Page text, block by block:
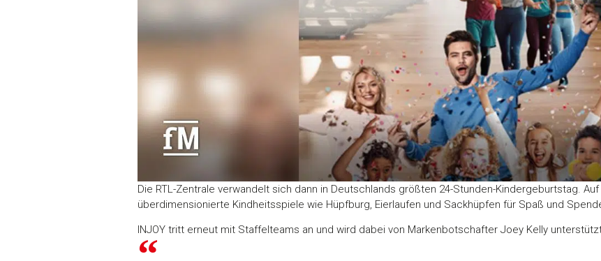
Die RTL-Zentrale verwandelt sich dann in Deutschlands größten 24-Stunden-Kindergeburtstag.
überdimensionierte Kindheitsspiele wie Hüpfburg, Eierlaufen und Sackhüpfen für Spaß und
INJOY tritt erneut mit Staffelteams an und wird dabei von Markenbotschafter Joey Kelly